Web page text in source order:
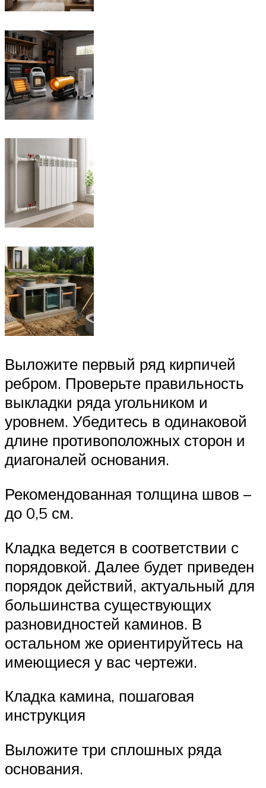
Выложите первый ряд кирпичей
ребром. Проверьте правильность
выкладки ряда угольником и
уровнем. Убедитесь в одинаковой
длине противоположных сторон и
диагоналей основания.
Рекомендованная толщина швов –
до 0,5 см.
Кладка ведется в соответствии с
порядовкой. Далее будет приведен
порядок действий, актуальный для
большинства существующих
разновидностей каминов. В
остальном же ориентируйтесь на
имеющиеся у вас чертежи.
Кладка камина, пошаговая
инструкция
Выложите три сплошных ряда
основания.